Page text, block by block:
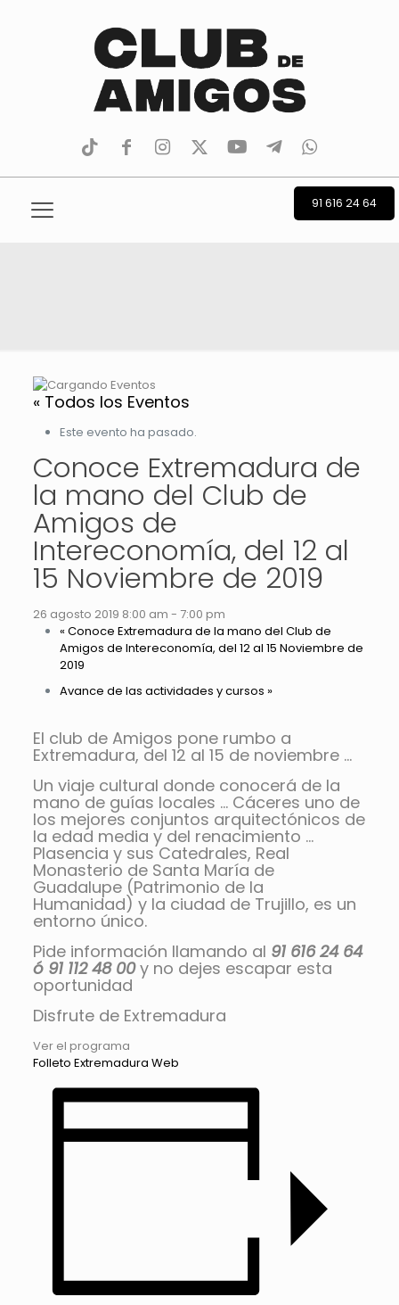
tiktokfacebookinstagram
TwitterYoutubeTelegramwhatsapp
91 616 24 64
« Todos los Eventos
Este evento ha pasado.
Conoce Extremadura de
la mano del Club de
Amigos de
Intereconomía, del 12 al
15 Noviembre de 2019
26 agosto 2019 8:00 am - 7:00 pm
« Conoce Extremadura de la mano del Club de
Amigos de Intereconomía, del 12 al 15 Noviembre de
2019
Avance de las actividades y cursos »
El club de Amigos pone rumbo a
Extremadura, del 12 al 15 de noviembre …
Un viaje cultural donde conocerá de la
mano de guías locales … Cáceres uno de
los mejores conjuntos arquitectónicos de
la edad media y del renacimiento …
Plasencia y sus Catedrales, Real
Monasterio de Santa María de
Guadalupe (Patrimonio de la
Humanidad) y la ciudad de Trujillo, es un
entorno único.
Pide información llamando al 91 616 24 64
ó 91 112 48 00 y no dejes escapar esta
oportunidad
Disfrute de Extremadura
Ver el programa
Folleto Extremadura Web